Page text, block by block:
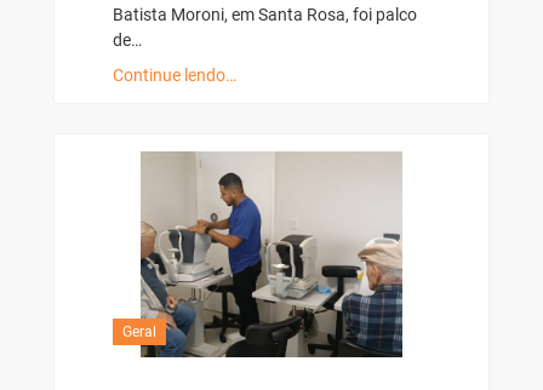
Batista Moroni, em Santa Rosa, foi palco
de…
Continue lendo…
Geral